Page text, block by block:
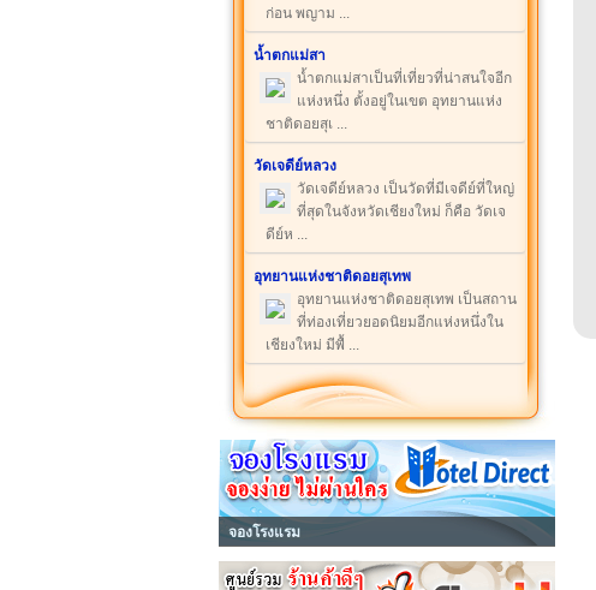
ก่อน พญาม ...
น้ำตกแม่สา
น้ำตกแม่สาเป็นที่เที่ยวที่น่าสนใจอีก
แห่งหนึ่ง ตั้งอยู่ในเขต อุทยานแห่ง
ชาติดอยสุเ ...
วัดเจดีย์หลวง
วัดเจดีย์หลวง เป็นวัดที่มีเจดีย์ที่ใหญ่
ที่สุดในจังหวัดเชียงใหม่ ก็คือ วัดเจ
ดีย์ห ...
อุทยานแห่งชาติดอยสุเทพ
อุทยานแห่งชาติดอยสุเทพ เป็นสถาน
ที่ท่องเที่ยวยอดนิยมอีกแห่งหนึ่งใน
เชียงใหม่ มีพื้ ...
จองโรงแรม